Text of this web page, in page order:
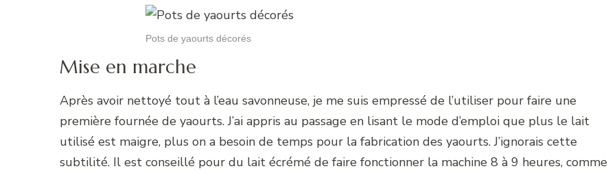
Pots de yaourts décorés
Mise en marche
Après avoir nettoyé tout à l’eau savonneuse, je me suis empressé de l’utiliser pour faire une
première fournée de yaourts. J’ai appris au passage en lisant le mode d’emploi que plus le lait
utilisé est maigre, plus on a besoin de temps pour la fabrication des yaourts. J’ignorais cette
subtilité. Il est conseillé pour du lait écrémé de faire fonctionner la machine 8 à 9 heures, comme